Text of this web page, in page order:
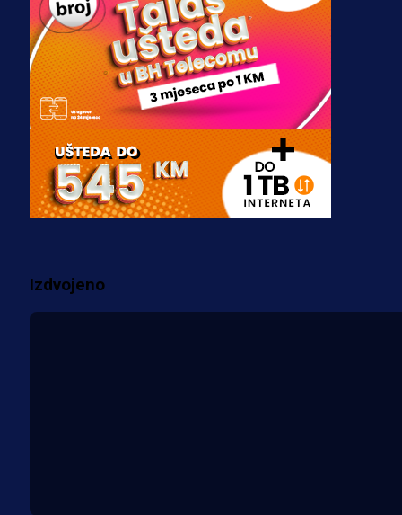
Zmajevi dobili veliko pojačanje:
Fudbaler Olympiacosa želi obući
dres BiH!
3 sedmica 4 dan
Premijer liga BiH
Misimović priveden: SIPA ga tereti
za pranje novca, pretresaju
prostorije FK Borac!
Više vijesti
Izdvojeno